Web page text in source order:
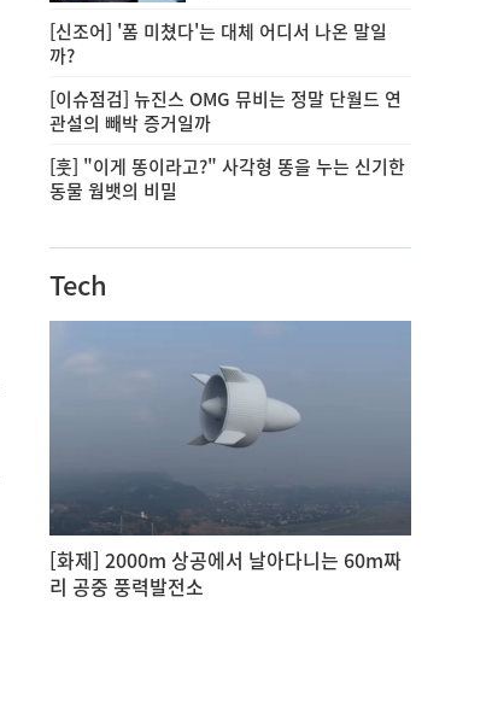
[신조어] '폼 미쳤다'는 대체 어디서 나온 말일
까?
[이슈점검] 뉴진스 OMG 뮤비는 정말 단월드 연
관설의 빼박 증거일까
[훗] "이게 똥이라고?" 사각형 똥을 누는 신기한
동물 웜뱃의 비밀
Tech
[화제] 2000m 상공에서 날아다니는 60m짜
리 공중 풍력발전소